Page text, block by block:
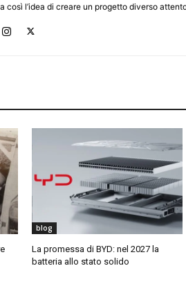
così l’idea di creare un progetto diverso
blog
La promessa di BYD: nel 2027 la
batteria allo stato solido